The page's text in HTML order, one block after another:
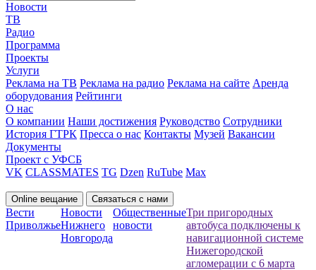
Новости
ТВ
Радио
Программа
Проекты
Услуги
Реклама на ТВ Реклама на радио Реклама на сайте Аренда
оборудования Рейтинги
О нас
О компании Наши достижения Руководство Сотрудники
История ГТРК Пресса о нас Контакты Музей Вакансии
Документы
Проект с УФСБ
VK CLASSMATES TG Dzen RuTube Max
Online вещание Связаться с нами
Вести
Приволжье
Новости
Нижнего
Новгорода
Общественные
новости
Три пригородных
автобуса подключены к
навигационной системе
Нижегородской
агломерации с 6 марта